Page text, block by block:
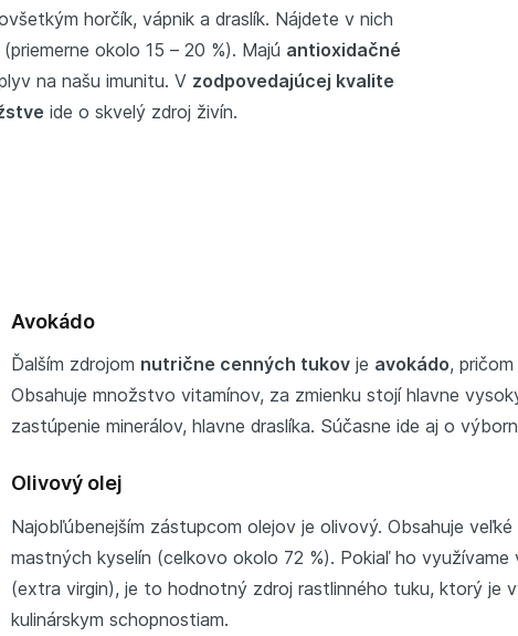
horčík, vápnik a draslík. Nájdete v nich
okolo 15 – 20 %). Majú antioxidačné
na našu imunitu. V zodpovedajúcej kvalite
ide o skvelý zdroj živín.
Avokádo
Ďalším zdrojom nutrične cenných tukov je avokádo,
Obsahuje množstvo vitamínov, za zmienku stojí hlavne
zastúpenie minerálov, hlavne draslíka. Súčasne ide aj o
Olivový olej
Najobľúbenejším zástupcom olejov je olivový. Obsahuje
mastných kyselín (celkovo okolo 72 %). Pokiaľ ho
(extra virgin), je to hodnotný zdroj rastlinného tuku, ktorý je
kulinárskym schopnostiam.